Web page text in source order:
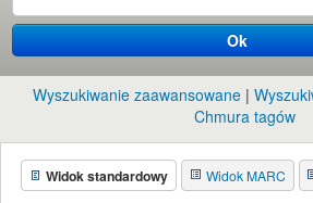
Antropologii
Kulturowej
UW
Ok
Wyszukiwanie zaawansowane
Chmura tagów
Widok standardowy Widok MARC